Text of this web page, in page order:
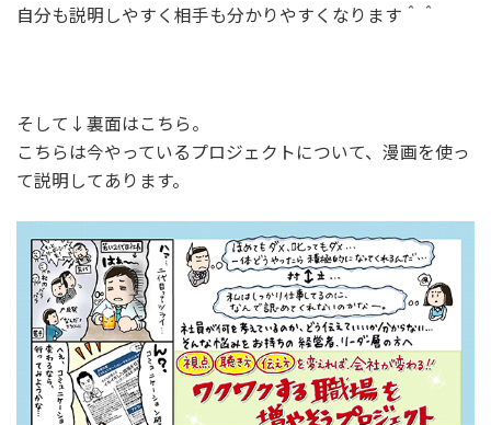
自分も説明しやすく相手も分かりやすくなります＾＾
そして↓裏面はこちら。
こちらは今やっているプロジェクトについて、漫画を使っ
て説明してあります。